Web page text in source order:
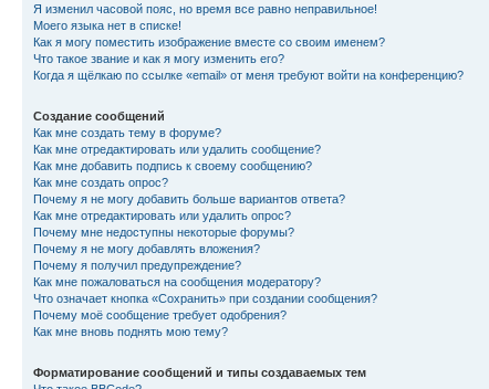
Я изменил часовой пояс, но время все равно неправильное!
Моего языка нет в списке!
Как я могу поместить изображение вместе со своим именем?
Что такое звание и как я могу изменить его?
Когда я щёлкаю по ссылке «email» от меня требуют войти на конференцию?
Создание сообщений
Как мне создать тему в форуме?
Как мне отредактировать или удалить сообщение?
Как мне добавить подпись к своему сообщению?
Как мне создать опрос?
Почему я не могу добавить больше вариантов ответа?
Как мне отредактировать или удалить опрос?
Почему мне недоступны некоторые форумы?
Почему я не могу добавлять вложения?
Почему я получил предупреждение?
Как мне пожаловаться на сообщения модератору?
Что означает кнопка «Сохранить» при создании сообщения?
Почему моё сообщение требует одобрения?
Как мне вновь поднять мою тему?
Форматирование сообщений и типы создаваемых тем